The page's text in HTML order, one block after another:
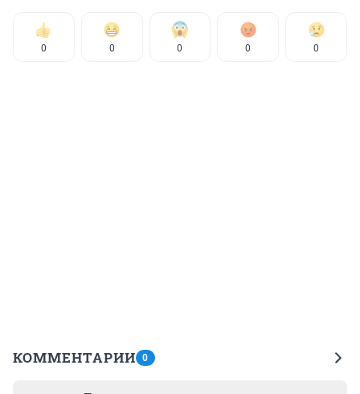
0 0 0 0 0
КОММЕНТАРИИ 0